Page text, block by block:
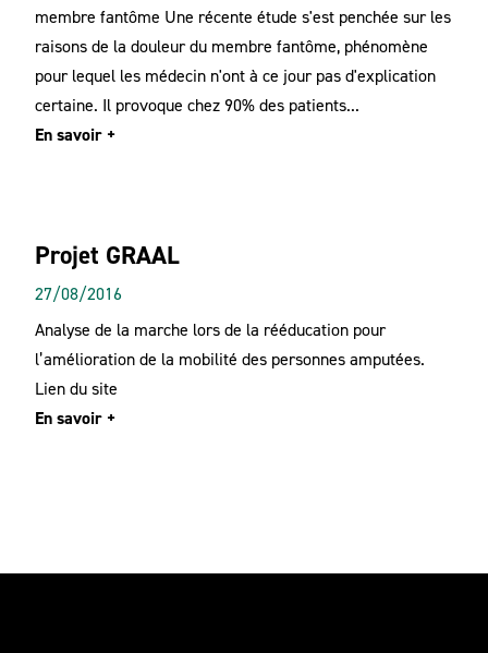
membre fantôme Une récente étude s'est penchée sur les
raisons de la douleur du membre fantôme, phénomène
pour lequel les médecin n'ont à ce jour pas d'explication
certaine. Il provoque chez 90% des patients...
En savoir +
Projet GRAAL
27/08/2016
Analyse de la marche lors de la rééducation pour
l’amélioration de la mobilité des personnes amputées.
Lien du site
En savoir +